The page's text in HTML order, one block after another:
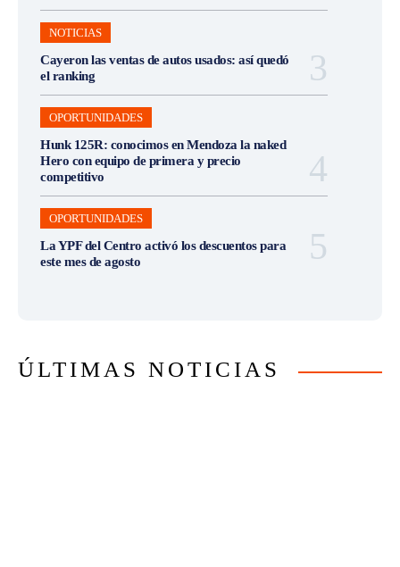
NOTICIAS
Cayeron las ventas de autos usados: así quedó
el ranking
OPORTUNIDADES
Hunk 125R: conocimos en Mendoza la naked
Hero con equipo de primera y precio
competitivo
OPORTUNIDADES
La YPF del Centro activó los descuentos para
este mes de agosto
ÚLTIMAS NOTICIAS